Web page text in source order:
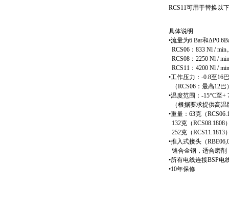
RCS11可用于替换以
具体说明
•流量为6 Bar和
RCS06 ： 833 Nl / min
RCS08 ： 2250 Nl / min
RCS11 ： 4200 Nl / min
•工作压力： -0.8至16巴
（RCS06 ：最高12巴
•温度范围： -15°C至+
（根据要求提供高
•重量： 63克（
132克（RCS08.1808
252克（RCS11.1813
•推入式接头（
铬合金钢，适合磨削
•所有电线连接BSP电
•10年保修